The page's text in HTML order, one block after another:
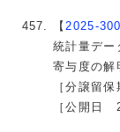
【 2025-
統計量デー
寄与度の解
［分譲留
［公開日